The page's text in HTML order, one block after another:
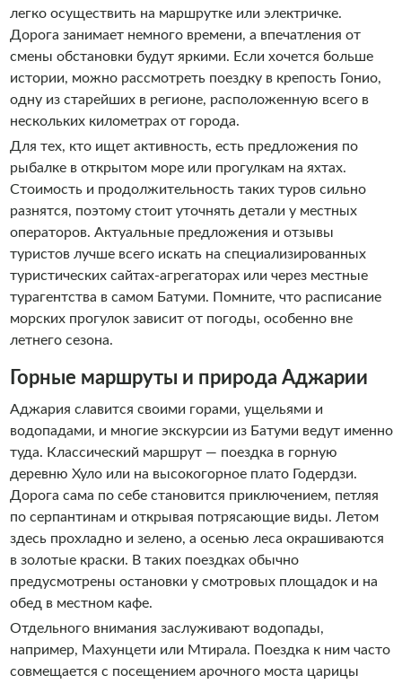
легко осуществить на маршрутке или электричке.
Дорога занимает немного времени, а впечатления от
смены обстановки будут яркими. Если хочется больше
истории, можно рассмотреть поездку в крепость Гонио,
одну из старейших в регионе, расположенную всего в
нескольких километрах от города.
Для тех, кто ищет активность, есть предложения по
рыбалке в открытом море или прогулкам на яхтах.
Стоимость и продолжительность таких туров сильно
разнятся, поэтому стоит уточнять детали у местных
операторов. Актуальные предложения и отзывы
туристов лучше всего искать на специализированных
туристических сайтах-агрегаторах или через местные
турагентства в самом Батуми. Помните, что расписание
морских прогулок зависит от погоды, особенно вне
летнего сезона.
Горные маршруты и природа Аджарии
Аджария славится своими горами, ущельями и
водопадами, и многие экскурсии из Батуми ведут именно
туда. Классический маршрут — поездка в горную
деревню Хуло или на высокогорное плато Годердзи.
Дорога сама по себе становится приключением, петляя
по серпантинам и открывая потрясающие виды. Летом
здесь прохладно и зелено, а осенью леса окрашиваются
в золотые краски. В таких поездках обычно
предусмотрены остановки у смотровых площадок и на
обед в местном кафе.
Отдельного внимания заслуживают водопады,
например, Махунцети или Мтирала. Поездка к ним часто
совмещается с посещением арочного моста царицы